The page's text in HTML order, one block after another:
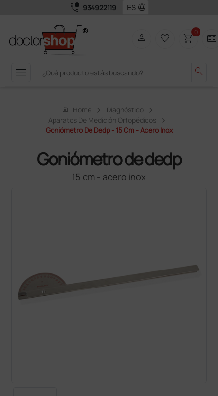
call_quality 934922119 language
menu search
person favorite_border shopping_cart0 two_pager
home Home
Diagnóstico
Aparatos De Medición Ortopédicos
Goniómetro De Dedp - 15 Cm - Acero Inox
Goniómetro de dedp
15 cm - acero inox